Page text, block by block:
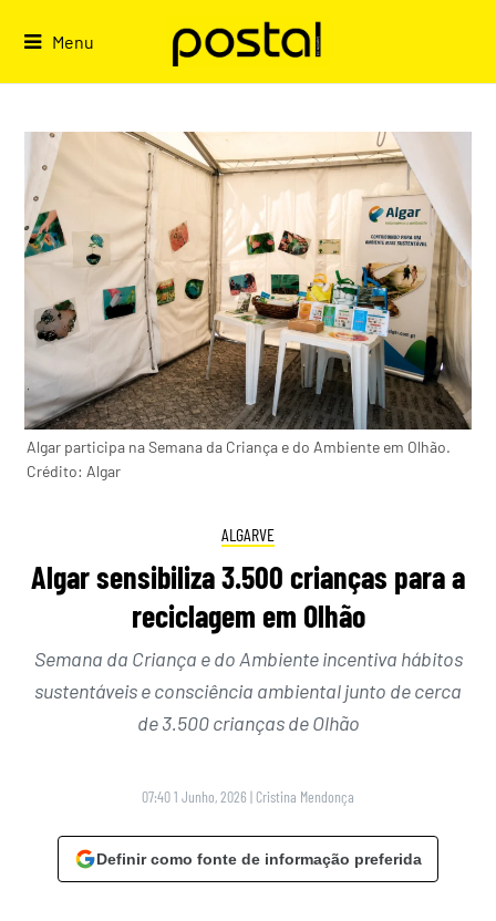
Menu
Algar participa na Semana da Criança e do Ambiente em Olhão.
Crédito: Algar
ALGARVE
Algar sensibiliza 3.500 crianças para a
reciclagem em Olhão
Semana da Criança e do Ambiente incentiva hábitos
sustentáveis e consciência ambiental junto de cerca
de 3.500 crianças de Olhão
07:40 1 Junho, 2026 | Cristina Mendonça
Definir como fonte de informação preferida